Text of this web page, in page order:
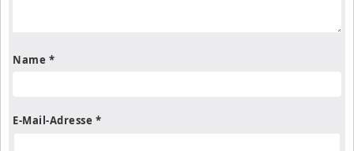
Name *
E-Mail-Adresse *